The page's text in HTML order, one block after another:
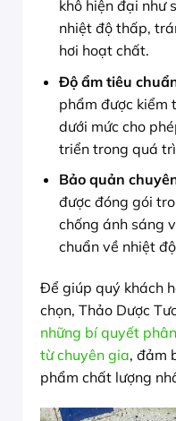
khô hiện đại như
nhiệt độ thấp,
hơi hoạt chất.
Độ ẩm tiêu
phẩm được kiểm
dưới mức cho
triển trong quá
Bảo quản
được đóng gói
chống ánh sáng
chuẩn về nhiệt
Để giúp quý khách
chọn, Thảo Dược
những bí quyết
từ chuyên gia, đảm
phẩm chất lượng